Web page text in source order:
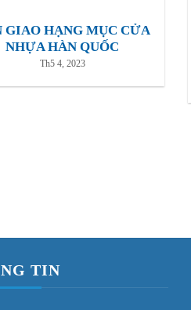
GIAO HẠNG MỤC CỬA
NHỰA HÀN QUỐC
Th5 4, 2023
TIN